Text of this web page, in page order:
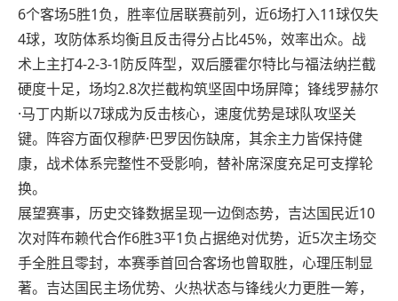
6个客场5胜1负，胜率位居联赛前列，近6场打入11球仅失
4球，攻防体系均衡且反击得分占比45%，效率出众。战
术上主打4-2-3-1防反阵型，双后腰霍尔特比与福法纳拦截
硬度十足，场均2.8次拦截构筑坚固中场屏障；锋线罗赫尔
·马丁内斯以7球成为反击核心，速度优势是球队攻坚关
键。阵容方面仅穆萨·巴罗因伤缺席，其余主力皆保持健
康，战术体系完整性不受影响，替补席深度充足可支撑轮
换。
展望赛事，历史交锋数据呈现一边倒态势，吉达国民近10
次对阵布赖代合作6胜3平1负占据绝对优势，近5次主场交
手全胜且零封，本赛季首回合客场也曾取胜，心理压制显
著。吉达国民主场优势、火热状态与锋线火力更胜一筹，